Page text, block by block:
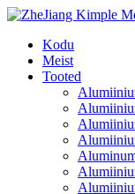
Kodu
Meist
Tooted